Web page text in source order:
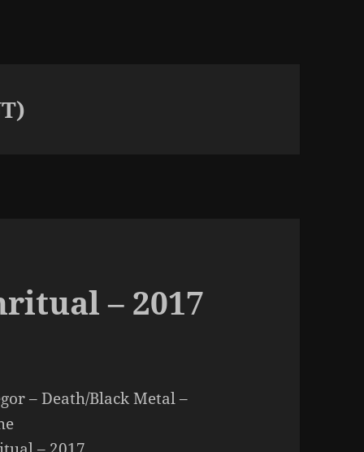
– 2017
– Death/Black Metal –